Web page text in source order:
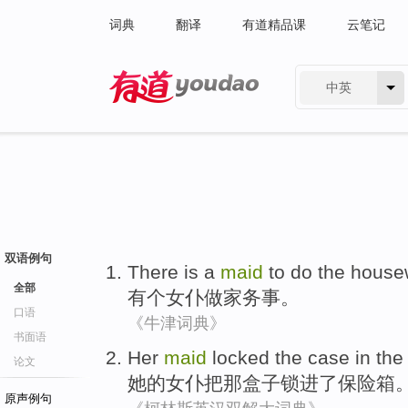
词典 翻译 有道精品课 云笔记
中英
双语例句
全部
口语
书面语
论文
原声例句
There is a maid to do the
有个女仆做家务事。
《牛津词典》
Her maid locked the case in the
她的女仆把那盒子锁进了保险箱